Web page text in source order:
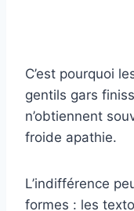
C’est pourquoi
gentils gars
n’obtiennent
froide apathie.
L’indifférence
formes : les